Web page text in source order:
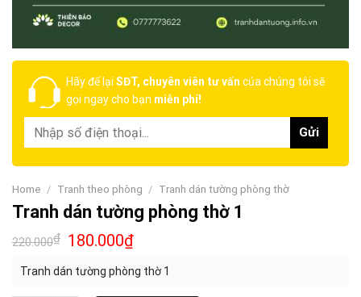
Hãy để lại SĐT, chuyên viên tư vấn của chúng tôi sẽ
gọi ngay cho bạn miễn phí!
Home / Tranh theo phòng / Tranh dán tường phòng thờ
Tranh dán tường phòng thờ 1
220.000₫ 180.000₫
Tranh dán tường phòng thờ 1